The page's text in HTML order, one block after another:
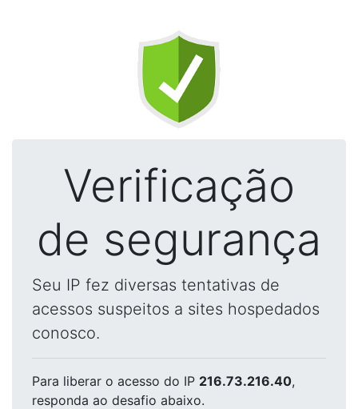
Verificação
de segurança
Seu IP fez diversas tentativas de
acessos suspeitos a sites hospedados
conosco.
Para liberar o acesso do IP 216.73.216.40,
responda ao desafio abaixo.